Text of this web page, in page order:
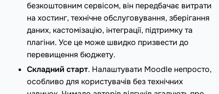
безкоштовним сервісом, він передбачає витрати
на хостинг, технічне обслуговування, зберігання
даних, кастомізацію, інтеграції, підтримку та
плагіни. Усе це може швидко призвести до
перевищення бюджету.
Складний старт. Налаштувати Moodle непросто,
особливо для користувачів без технічних